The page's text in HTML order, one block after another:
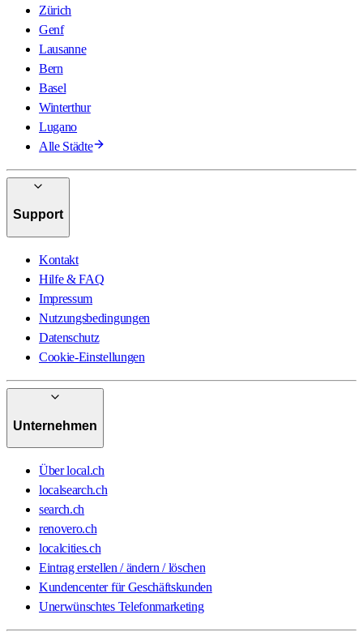
Zürich
Genf
Lausanne
Bern
Basel
Winterthur
Lugano
Alle Städte
Support
Kontakt
Hilfe & FAQ
Impressum
Nutzungsbedingungen
Datenschutz
Cookie-Einstellungen
Unternehmen
Über local.ch
localsearch.ch
search.ch
renovero.ch
localcities.ch
Eintrag erstellen / ändern / löschen
Kundencenter für Geschäftskunden
Unerwünschtes Telefonmarketing